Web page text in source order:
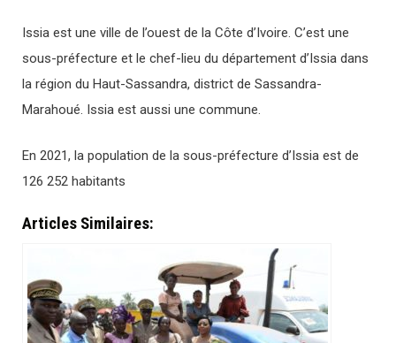
Issia est une ville de l’ouest de la Côte d’Ivoire. C’est une
sous-préfecture et le chef-lieu du département d’Issia dans
la région du Haut-Sassandra, district de Sassandra-
Marahoué. Issia est aussi une commune.
En 2021, la population de la sous-préfecture d’Issia est de
126 252 habitants
Articles Similaires: